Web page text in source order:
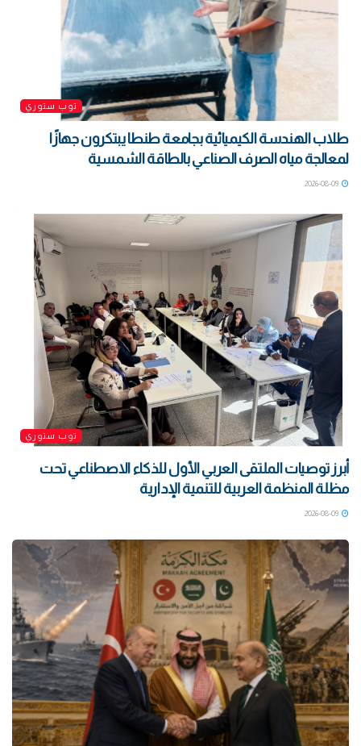
توب ستوري
طلاب الهندسة الكيميائية بجامعة طنطا يبتكرون جهازًا
لمعالجة مياه الصرف الصناعي بالطاقة الشمسية
توب ستوري
أبرز توصيات الملتقى العربي الأول للذكاء الاصطناعي تحت
مظلة المنظمة العربية للتنمية الإدارية